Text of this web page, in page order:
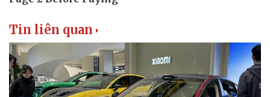
Tin liên quan